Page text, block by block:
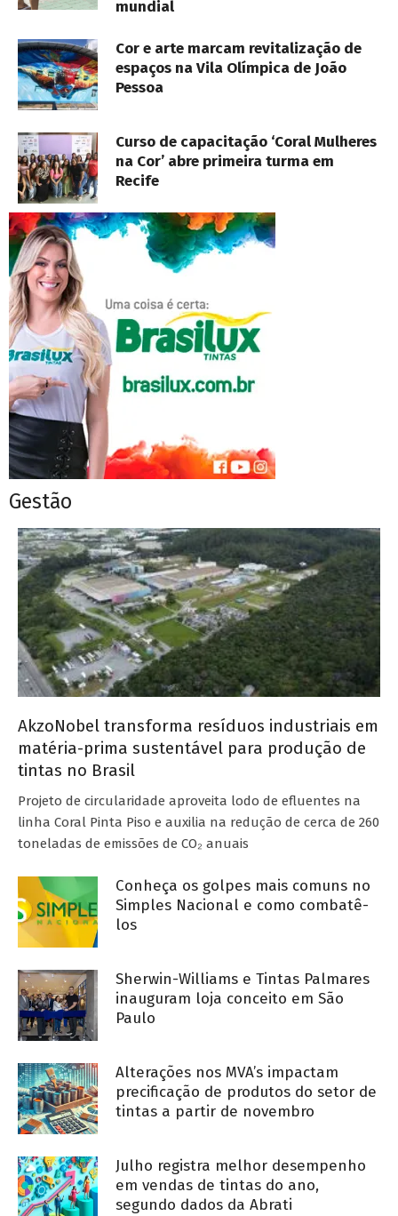
mundial
Cor e arte marcam revitalização de
espaços na Vila Olímpica de João
Pessoa
Curso de capacitação ‘Coral Mulheres
na Cor’ abre primeira turma em
Recife
Gestão
AkzoNobel transforma resíduos industriais em
matéria-prima sustentável para produção de
tintas no Brasil
Projeto de circularidade aproveita lodo de efluentes na
linha Coral Pinta Piso e auxilia na redução de cerca de 260
toneladas de emissões de CO₂ anuais
Conheça os golpes mais comuns no
Simples Nacional e como combatê-
los
Sherwin-Williams e Tintas Palmares
inauguram loja conceito em São
Paulo
Alterações nos MVA’s impactam
precificação de produtos do setor de
tintas a partir de novembro
Julho registra melhor desempenho
em vendas de tintas do ano,
segundo dados da Abrati